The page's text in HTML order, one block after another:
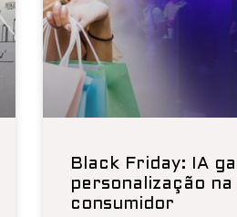
Black Friday: IA
personalização
consumidor